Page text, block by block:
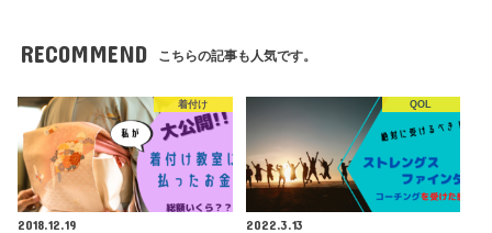
RECOMMEND こちらの記事も人気です。
着付け
2018.12.19
QOL
2022.3.13